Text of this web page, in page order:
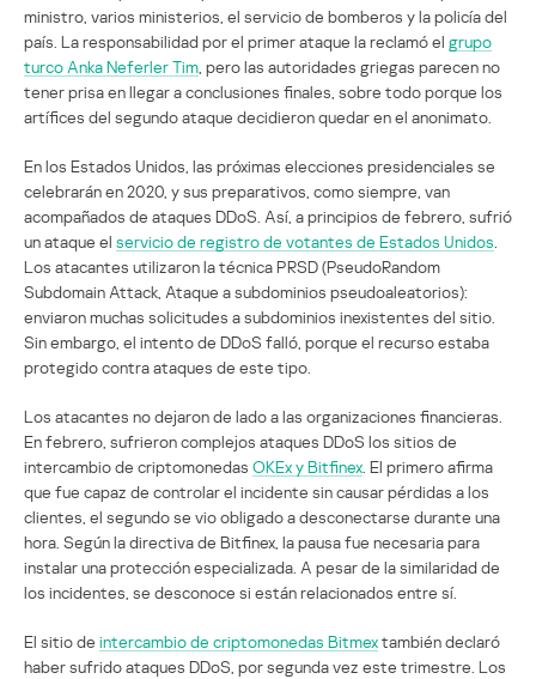
ministro, varios ministerios, el servicio de bomberos y la policía del
país. La responsabilidad por el primer ataque la reclamó el grupo
turco Anka Neferler Tim , pero las autoridades griegas parecen no
tener prisa en llegar a conclusiones finales, sobre todo porque los
artífices del segundo ataque decidieron quedar en el anonimato.
En los Estados Unidos, las próximas elecciones presidenciales se
celebrarán en 2020, y sus preparativos, como siempre, van
acompañados de ataques DDoS. Así, a principios de febrero, sufrió
un ataque el servicio de registro de votantes de Estados Unidos
Los atacantes utilizaron la técnica PRSD (PseudoRandom
Subdomain Attack, Ataque a subdominios pseudoaleatorios):
enviaron muchas solicitudes a subdominios inexistentes del sitio.
Sin embargo, el intento de DDoS falló, porque el recurso estaba
protegido contra ataques de este tipo.
Los atacantes no dejaron de lado a las organizaciones financieras.
En febrero, sufrieron complejos ataques DDoS los sitios de
intercambio de criptomonedas OKEx y Bitfinex . El primero afirma
que fue capaz de controlar el incidente sin causar pérdidas a los
clientes, el segundo se vio obligado a desconectarse durante una
hora. Según la directiva de Bitfinex, la pausa fue necesaria para
instalar una protección especializada. A pesar de la similaridad de
los incidentes, se desconoce si están relacionados entre sí.
El sitio de intercambio de criptomonedas Bitmextambién declaró
haber sufrido ataques DDoS, por segunda vez este trimestre. Los